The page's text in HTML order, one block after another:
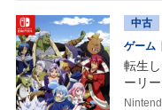
中古
ゲーム
転生
ーリ